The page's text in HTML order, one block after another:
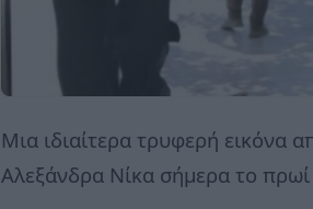
Μια ιδιαίτερα τρυφερή εικόνα
Αλεξάνδρα Νίκα σήμερα το